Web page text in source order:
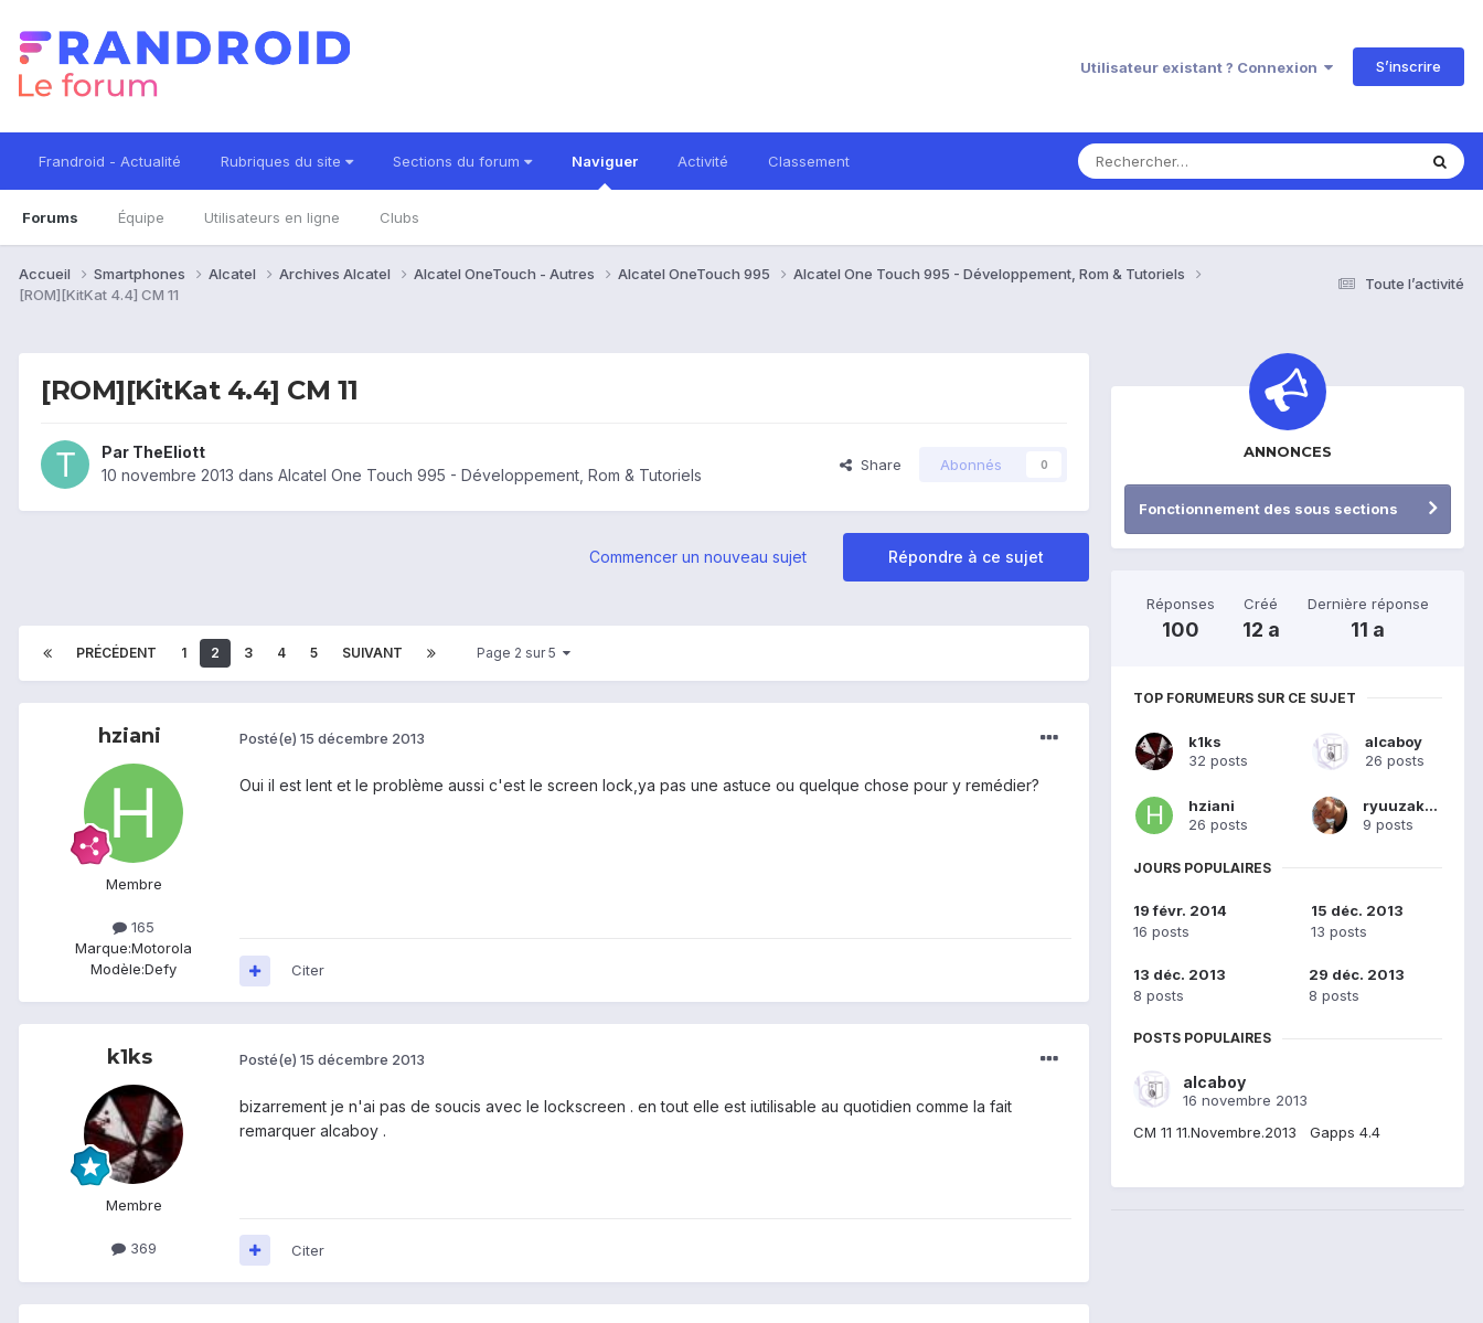
Utilisateur existant ? Connexion S’inscrire
Frandroid - Actualité Rubriques du site Sections du forum Naviguer
Forums Équipe Utilisateurs en ligne Clubs
Activité Classement
Toute l’activité
Accueil Smartphones Alcatel Archives Alcatel Alcatel OneTouch - Autres Alcatel OneTouch 995
Alcatel One Touch 995 - Développement, Rom & Tutoriels
[ROM][KitKat 4.4] CM 11
[ROM][KitKat 4.4] CM 11
Par TheEliott
10 novembre 2013 dans Alcatel One Touch 995 - Développement, Rom & Tutoriels
Share Abonnés 0
Répondre à ce sujet
Commencer un nouveau sujet
PRÉCÉDENT 1 2 3 4 5 SUIVANT Page 2 sur 5
hziani
Membre
165
Marque:Motorola
Modèle:Defy
Posté(e) 15 décembre 2013
Oui il est lent et le problème aussi c'est le screen lock,ya pas une astuce ou quelque chose pour y remédier?
Citer
k1ks
Membre
369
Posté(e) 15 décembre 2013
bizarrement je n'ai pas de soucis avec le lockscreen . en tout elle est iutilisable au quotidien comme la fait
remarquer alcaboy .
Citer
ANNONCES
Fonctionnement des sous sections
Réponses
100
Créé
12 a
Dernière réponse
11 a
TOP FORUMEURS SUR CE SUJET
k1ks
32 posts
alcaboy
26 posts
hziani
26 posts
ryuuzaki13
9 posts
JOURS POPULAIRES
19 févr. 2014
16 posts
15 déc. 2013
13 posts
13 déc. 2013
8 posts
29 déc. 2013
8 posts
POSTS POPULAIRES
alcaboy
16 novembre 2013
CM 11 11.Novembre.2013 Gapps 4.4